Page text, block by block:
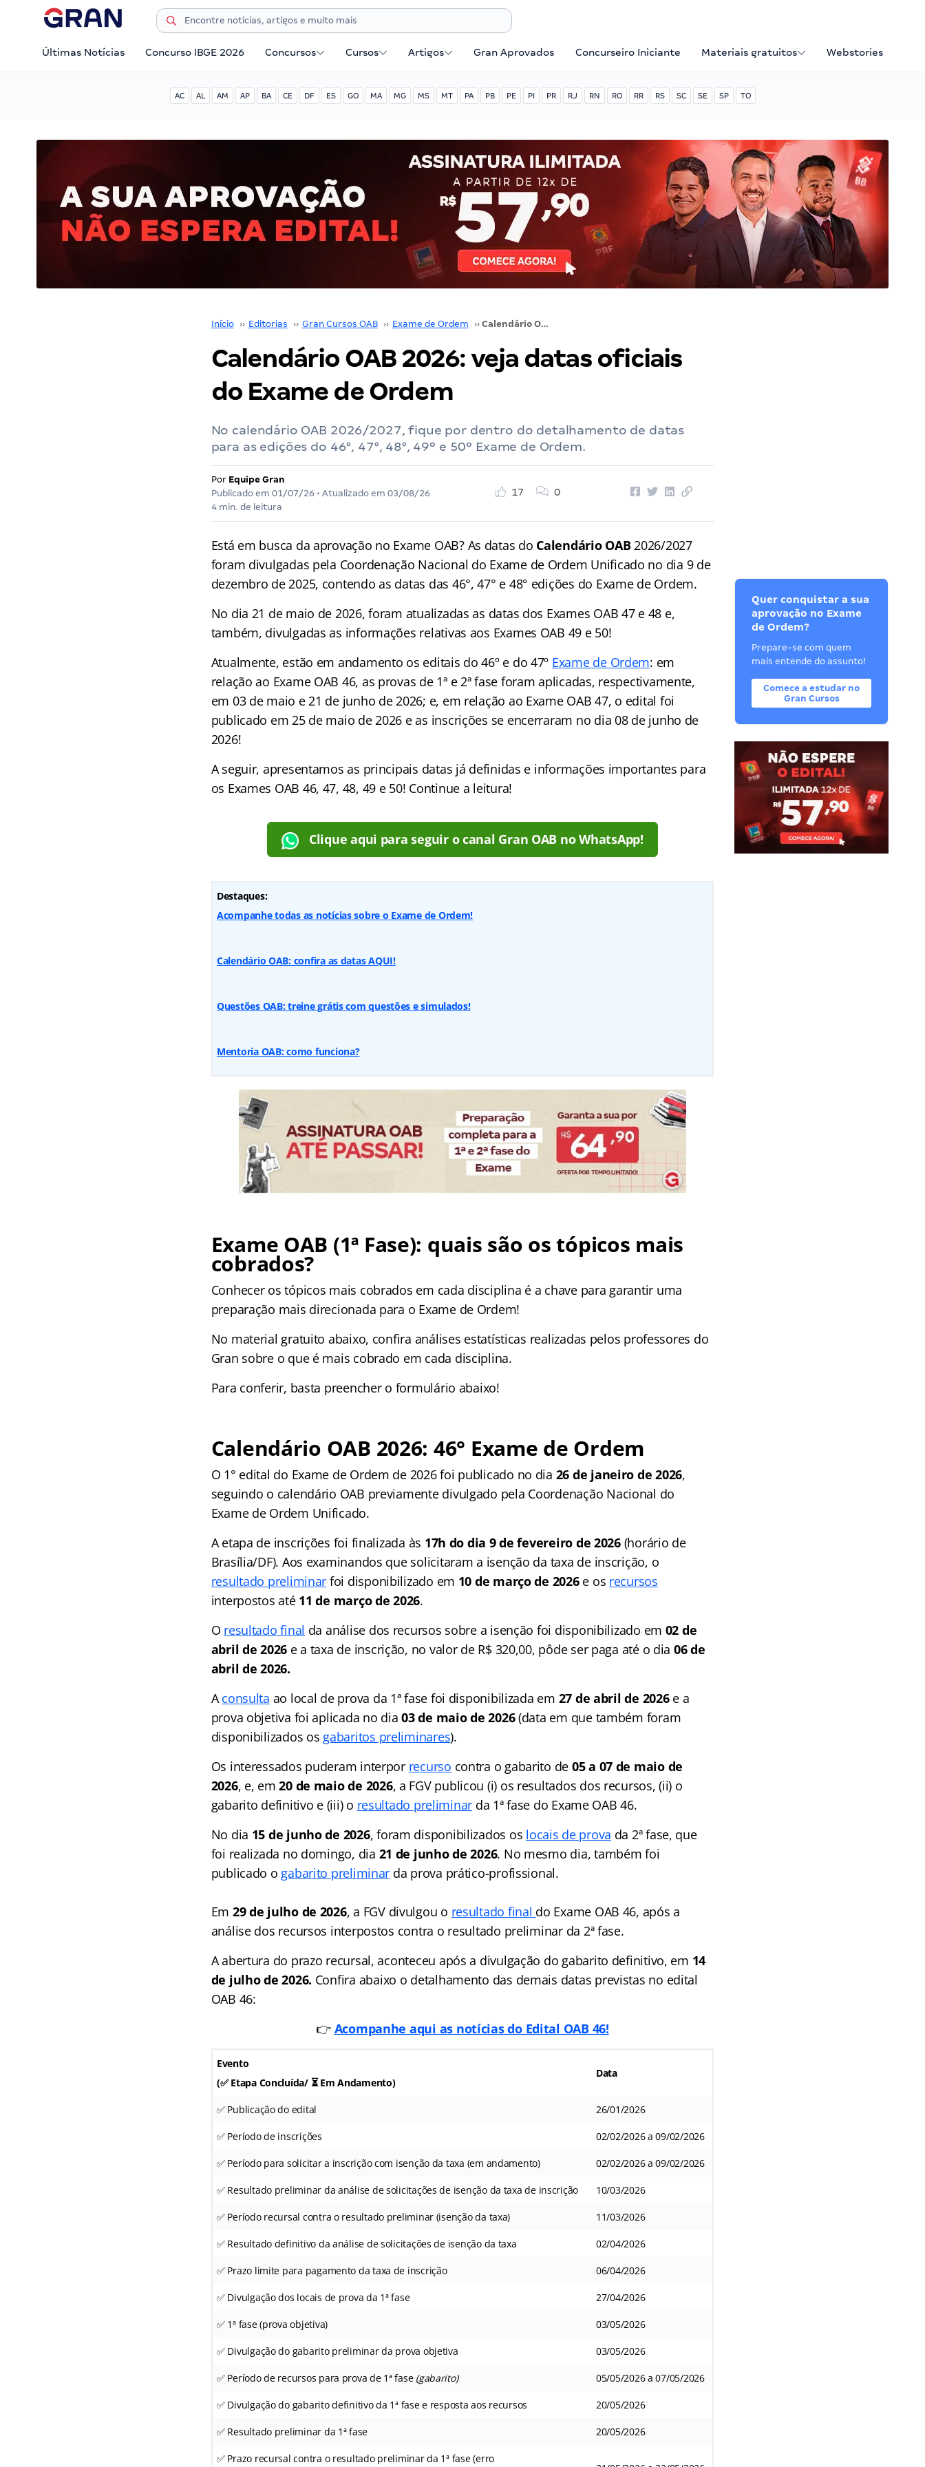
Últimas Notícias Concurso IBGE 2026 Concursos Cursos Artigos Gran Aprovados Concurseiro Iniciante Materiais gratuitos Webstories
AC AL AM AP BA CE DF ES GO MA MG MS MT PA PB PE PI PR RJ RN RO RR RS SC SE SP TO
Início ›› Editorias ›› Gran Cursos OAB ›› Exame de Ordem ›› Calendário OAB 2026: veja datas oficiais do Exame de Ordem
Calendário OAB 2026: veja datas oficiais
do Exame de Ordem
No calendário OAB 2026/2027, fique por dentro do detalhamento de datas
para as edições do 46°, 47°, 48°, 49º e 50º Exame de Ordem.
Por Equipe Gran
Publicado em 01/07/26 • Atualizado em 03/08/26
4 min. de leitura
17 0
Está em busca da aprovação no Exame OAB? As datas do Calendário OAB2026/2027
foram divulgadas pela Coordenação Nacional do Exame de Ordem Unificado no dia 9 de
dezembro de 2025, contendo as datas das 46°, 47° e 48° edições do Exame de Ordem.
No dia 21 de maio de 2026, foram atualizadas as datas dos Exames OAB 47 e 48 e,
também, divulgadas as informações relativas aos Exames OAB 49 e 50!
Atualmente, estão em andamento os editais do 46º e do 47º Exame de Ordem: em
relação ao Exame OAB 46, as provas de 1ª e 2ª fase foram aplicadas, respectivamente,
em 03 de maio e 21 de junho de 2026; e, em relação ao Exame OAB 47, o edital foi
publicado em 25 de maio de 2026 e as inscrições se encerraram no dia 08 de junho de
2026!
A seguir, apresentamos as principais datas já definidas e informações importantes para
os Exames OAB 46, 47, 48, 49 e 50! Continue a leitura!
Clique aqui para seguir o canal Gran OAB no WhatsApp!
Destaques:
Acompanhe todas as notícias sobre o Exame de Ordem!
Calendário OAB: confira as datas AQUI!
Questões OAB: treine grátis com questões e simulados!
Mentoria OAB: como funciona?
Exame OAB (1ª Fase): quais são os tópicos mais
cobrados?
Conhecer os tópicos mais cobrados em cada disciplina é a chave para garantir uma
preparação mais direcionada para o Exame de Ordem!
No material gratuito abaixo, confira análises estatísticas realizadas pelos professores do
Gran sobre o que é mais cobrado em cada disciplina.
Para conferir, basta preencher o formulário abaixo!
Calendário OAB 2026: 46° Exame de Ordem
O 1° edital do Exame de Ordem de 2026 foi publicado no dia 26 de janeiro de 2026,
seguindo o calendário OAB previamente divulgado pela Coordenação Nacional do
Exame de Ordem Unificado.
A etapa de inscrições foi finalizada às 17h do dia 9 de fevereiro de 2026(horário de
Brasília/DF). Aos examinandos que solicitaram a isenção da taxa de inscrição, o
resultado preliminar foi disponibilizado em 10 de março de 2026e os recursos
interpostos até 11 de março de 2026.
O resultado final da análise dos recursos sobre a isenção foi disponibilizado em 02 de
abril de 2026 e a taxa de inscrição, no valor de R$ 320,00, pôde ser paga até o dia 06 de
abril de 2026.
A consulta ao local de prova da 1ª fase foi disponibilizada em 27 de abril de 2026e a
prova objetiva foi aplicada no dia03 de maio de 2026(data em que também foram
disponibilizados os gabaritos preliminares).
Os interessados puderam interpor recurso contra o gabarito de 05 a 07 de maio de
2026, e, em20 de maio de 2026, a FGV publicou (i) os resultados dos recursos, (ii) o
gabarito definitivo e (iii) o resultado preliminar da 1ª fase do Exame OAB 46.
No dia 15 de junho de 2026, foram disponibilizados os locais de prova da 2ª fase, que
foi realizada no domingo, dia 21 de junho de 2026. No mesmo dia, também foi
publicado o gabarito preliminar da prova prático-profissional.
Em 29 de julho de 2026, a FGV divulgou o resultado final do Exame OAB 46, após a
análise dos recursos interpostos contra o resultado preliminar da 2ª fase.
A abertura do prazo recursal, aconteceu após a divulgação do gabarito definitivo, em 14
de julho de 2026. Confira abaixo o detalhamento das demais datas previstas no edital
OAB 46:
👉 Acompanhe aqui as notícias do Edital OAB 46!
Evento
(✅ Etapa Concluída/ ⏳ Em Andamento)
Data
✅ Publicação do edital 26/01/2026
✅ Período de inscrições 02/02/2026 a 09/02/2026
✅ Período para solicitar a inscrição com isenção da taxa (em andamento) 02/02/2026 a 09/02/2026
✅ Resultado preliminar da análise de solicitações de isenção da taxa de inscrição 10/03/2026
✅ Período recursal contra o resultado preliminar (isenção da taxa) 11/03/2026
✅ Resultado definitivo da análise de solicitações de isenção da taxa 02/04/2026
✅ Prazo limite para pagamento da taxa de inscrição 06/04/2026
✅ Divulgação dos locais de prova da 1ª fase 27/04/2026
✅ 1ª fase (prova objetiva) 03/05/2026
✅ Divulgação do gabarito preliminar da prova objetiva 03/05/2026
✅ Período de recursos para prova de 1ª fase (gabarito) 05/05/2026 a 07/05/2026
✅ Divulgação do gabarito definitivo da 1ª fase e resposta aos recursos 20/05/2026
✅ Resultado preliminar da 1ª fase 20/05/2026
✅ Prazo recursal contra o resultado preliminar da 1ª fase (erro
Quer conquistar a sua
aprovação no Exame
de Ordem?
Prepare-se com quem
mais entende do assunto!
Comece a estudar no
Gran Cursos